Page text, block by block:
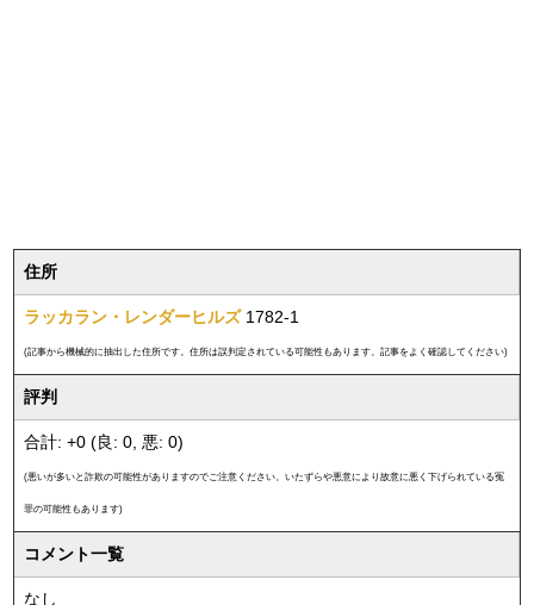
住所
ラッカラン・レンダーヒルズ1782-1
(記事から機械的に抽出した住所です。住所は誤判定されている可能性もあります。記事をよく確認してください)
評判
合計: +0 (良: 0, 悪: 0)
(悪いが多いと詐欺の可能性がありますのでご注意ください。いたずらや悪意により故意に悪く下げられている冤
罪の可能性もあります)
コメント一覧
なし